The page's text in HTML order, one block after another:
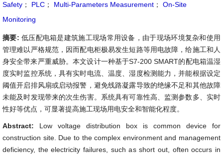
Safety ； PLC ； Multi-Parameters Measurement ；
On-Site
Monitoring
摘要: 低压配电箱是建筑施工现场常用设备，由于现场环境复杂和使用
管理难以严格规范，因而配电柜极易发生短路等用电故障，给施工和人
身安全带来严重威胁。本文设计一种基于S7-200 SMART的配电箱温湿
度实时监控系统，具有实时电流、温度、湿度检测能力，并能根据设定
阈值开启排风扇或启动报警，避免线路凝露导致的绝缘不足和其他故障
未能及时发现带来的次生伤害。系统具有可靠性高、监测参数多、实时
性好等优点，可显著提高施工现场用电安全和智能化程度。
Abstract: Low voltage distribution box is common device for
construction site. Due to the complex environment and management
deficiency, the electricity failures, such as short out, often occurs in